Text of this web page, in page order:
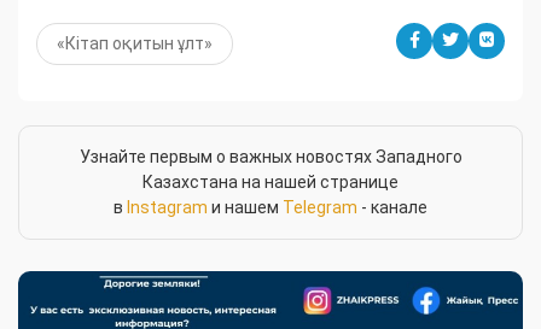
«Кітап оқитын ұлт»
Узнайте первым о важных новостях Западного
Казахстана на нашей странице
в Instagram и нашем Telegram - канале